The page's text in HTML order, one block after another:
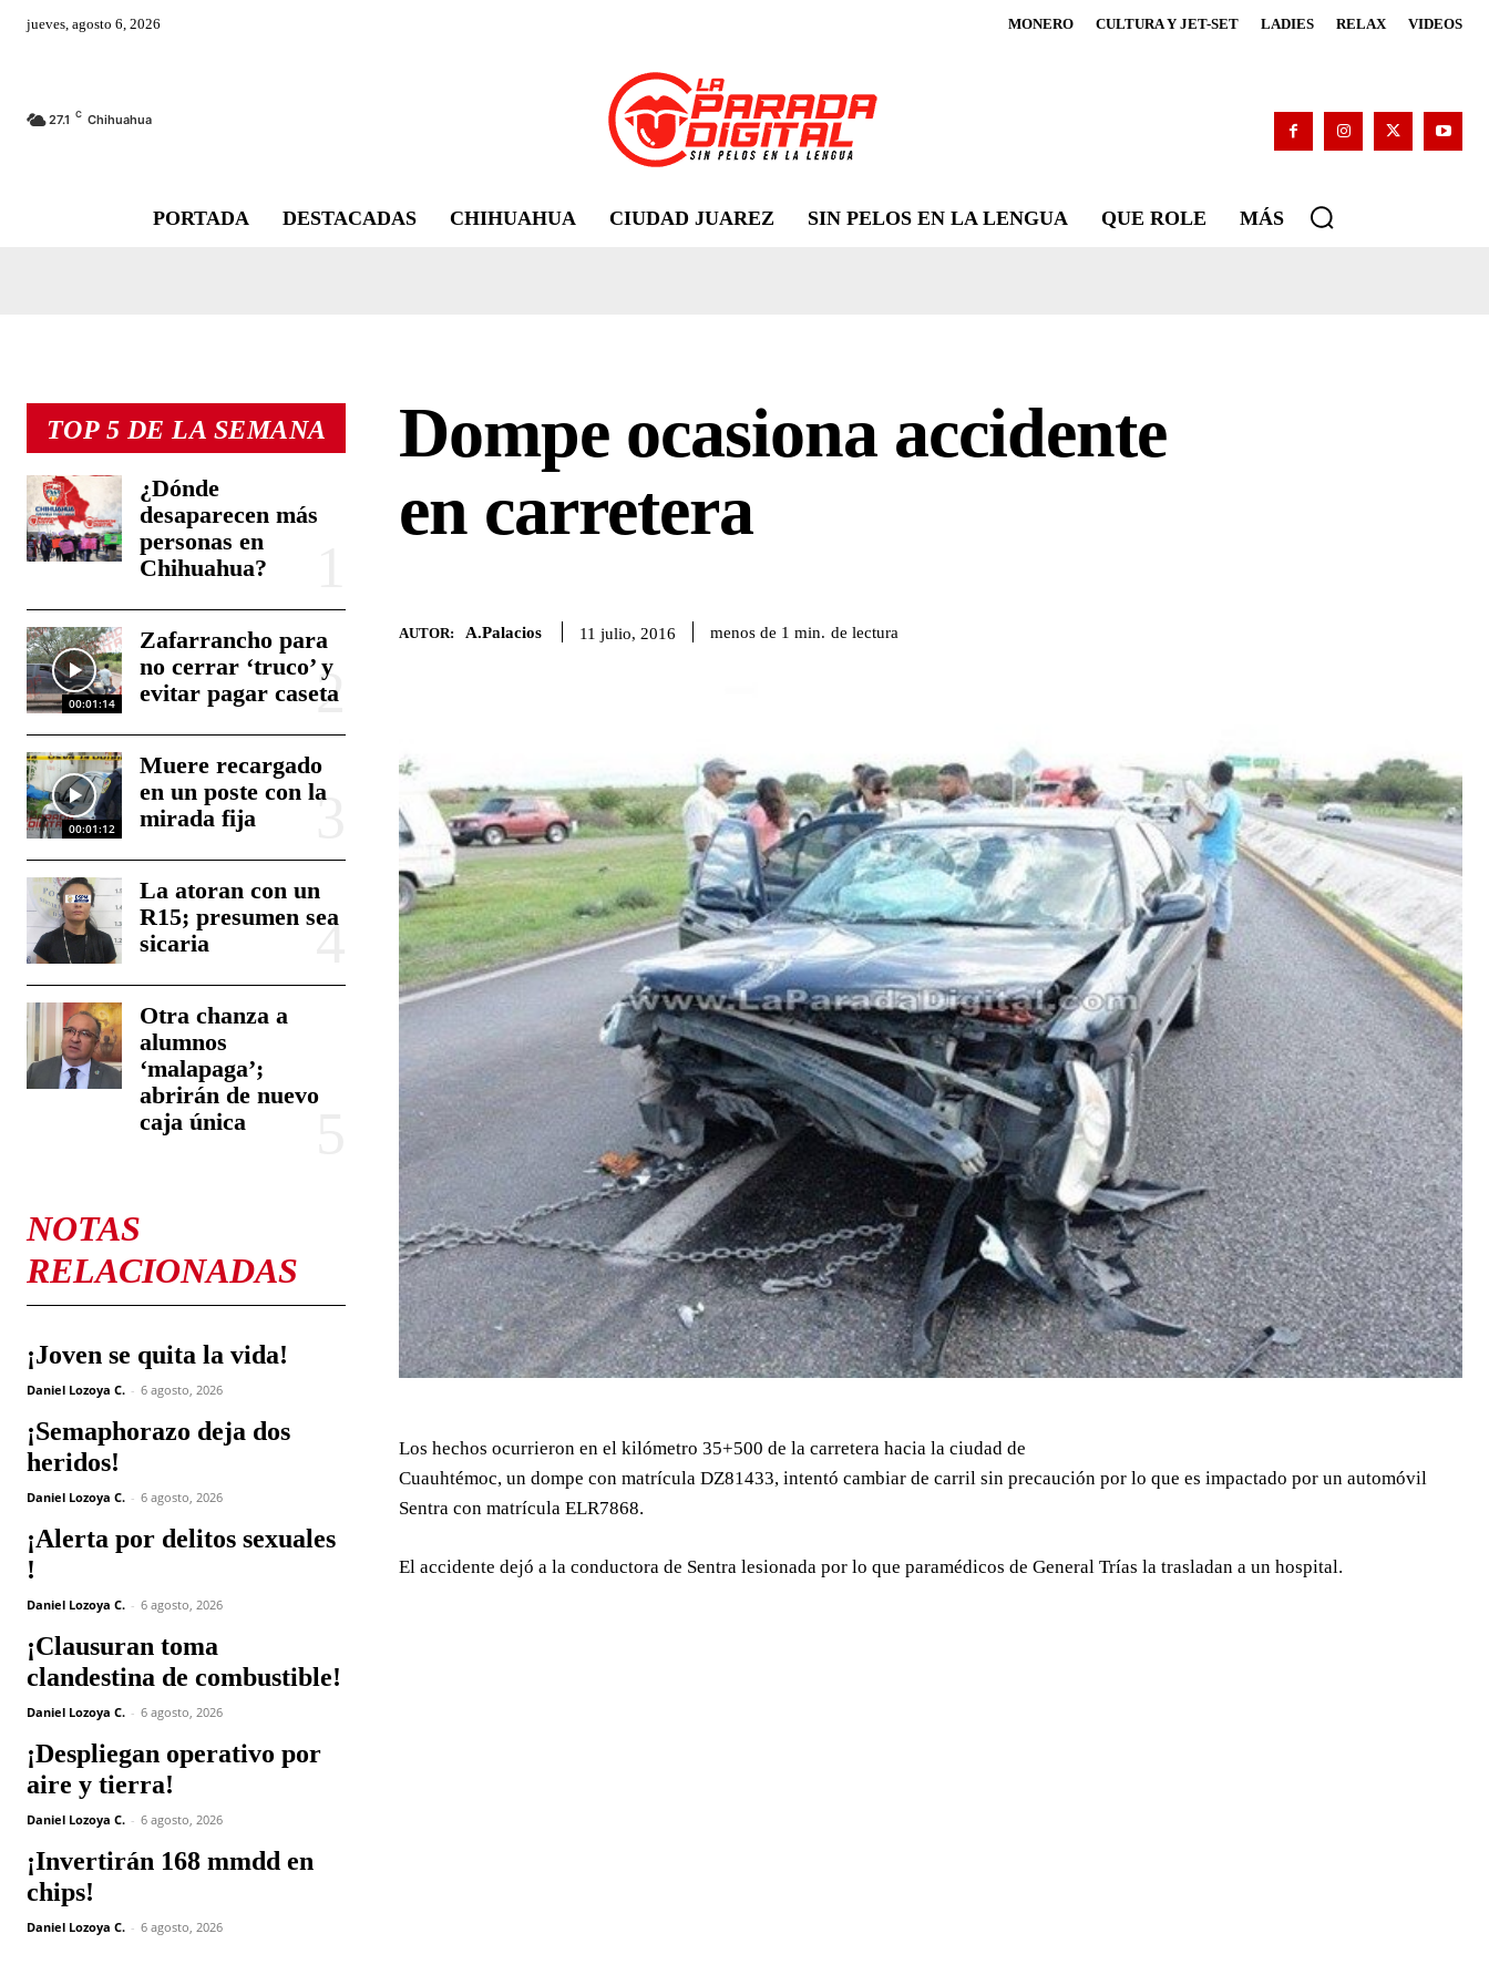
jueves, agosto 6, 2026 MONERO CULTURA Y JET-SET LADIES RELAX VIDEOS
27.1 C Chihuahua
PORTADA DESTACADAS CHIHUAHUA CIUDAD JUAREZ SIN PELOS EN LA LENGUA QUE ROLE MÁS
TOP 5 DE LA SEMANA
¿Dónde
desaparecen más
personas en
Chihuahua?
00:01:14
Zafarrancho para
no cerrar ‘truco’ y
evitar pagar caseta
00:01:12
Muere recargado
en un poste con la
mirada fija
La atoran con un
R15; presumen sea
sicaria
Otra chanza a
alumnos
‘malapaga’;
abrirán de nuevo
caja única
NOTAS
RELACIONADAS
¡Joven se quita la vida!
Daniel Lozoya C. - 6 agosto, 2026
¡Semaphorazo deja dos
heridos!
Daniel Lozoya C. - 6 agosto, 2026
¡Alerta por delitos sexuales
!
Daniel Lozoya C. - 6 agosto, 2026
¡Clausuran toma
clandestina de combustible!
Daniel Lozoya C. - 6 agosto, 2026
¡Despliegan operativo por
aire y tierra!
Daniel Lozoya C. - 6 agosto, 2026
¡Invertirán 168 mmdd en
chips!
Daniel Lozoya C. - 6 agosto, 2026
Dompe ocasiona accidente
en carretera
AUTOR: A.Palacios 11 julio, 2016 menos de 1 min. de lectura
Los hechos ocurrieron en el kilómetro 35+500 de la carretera hacia la ciudad de
Cuauhtémoc, un dompe con matrícula DZ81433, intentó cambiar de carril sin precaución por lo que es impactado por un automóvil
Sentra con matrícula ELR7868.
El accidente dejó a la conductora de Sentra lesionada por lo que paramédicos de General Trías la trasladan a un hospital.